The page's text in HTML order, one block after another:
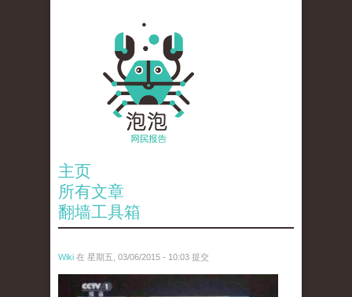
主页
所有文章
翻墙工具箱
Wiki 在 星期五, 03/06/2015 - 10:03 提交
ai_wei_wei_.jpg